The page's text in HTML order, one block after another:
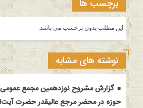
برچسب ها
این مطلب بدون برچسب می باشد.
نوشته های مشابه
گزارش مشروح نوزدهمین مجمع عمومی
حوزه در محضر مرجع عالیقدر حضرت